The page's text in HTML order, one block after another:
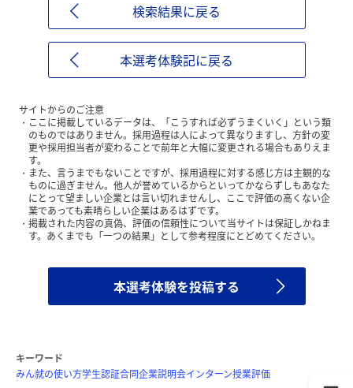
検索結果に戻る
本選考体験記に戻る
サイトからのご注意
ここに掲載しているデータは、「こうすれば必ずうまくいく」という類
のものではありません。採用過程は人によって異なりますし、方針の変
更や採用担当者が変わることで前年と大幅に変更される場合もありえま
す。
また、言うまでもないことですが、採用過程に対する感じ方は主観的な
ものに過ぎません。他人が誉めているからといってかならずしもあなた
にとって望ましい企業とは言い切れませんし、ここで評価の高くない企
業であっても素晴らしい企業はあるはずです。
掲載された内容の真偽、評価の信頼性について当サイトは保証しかねま
す。あくまでも「一つの結果」として参考程度にとどめてください。
本選考体験を投稿する
キーワード
みん就の使い方学生認証合同企業説明会インターン授業評価